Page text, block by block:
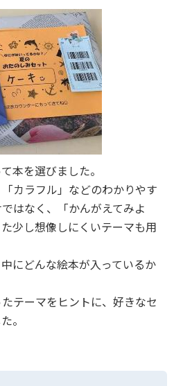
本を選びました。
「カラフル」などのわかりやす
はなく、「かんがえてみよ
少し想像しにくいテーマも用
にどんな絵本が入っているか
テーマをヒントに、好きなセ
。